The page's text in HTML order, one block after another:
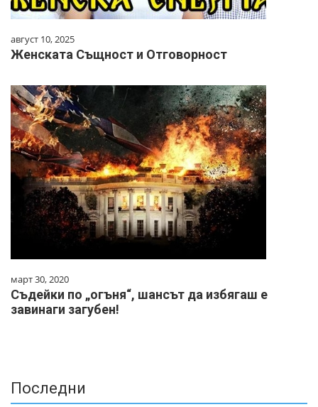
август 10, 2025
Женската Същност и Отговорност
март 30, 2020
Съдейки по „огъня“, шансът да избягаш е
завинаги загубен!
Последни